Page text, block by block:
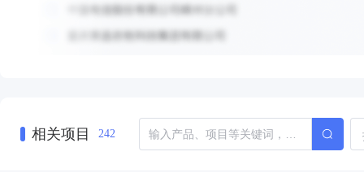
相关项目 242